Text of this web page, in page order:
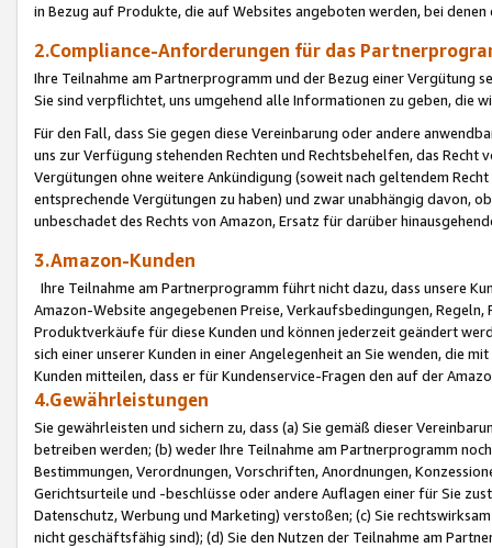
in Bezug auf Produkte, die auf Websites angeboten werden, bei
2.Compliance-Anforderungen für das
Ihre Teilnahme am Partnerprogramm und der Bezug einer Vergütung
Sie sind verpflichtet, uns umgehend alle Informationen zu geben, die
Für den Fall, dass Sie gegen diese Vereinbarung oder andere
uns zur Verfügung stehenden Rechten und Rechtsbehelfen, das
Vergütungen ohne weitere Ankündigung (soweit nach geltendem
entsprechende Vergütungen zu haben) und zwar unabhängig davon,
unbeschadet des Rechts von Amazon, Ersatz für darüber
3.Amazon-Kunden
Ihre Teilnahme am Partnerprogramm führt nicht dazu, dass unsere
Amazon-Website angegebenen Preise, Verkaufsbedingungen,
Produktverkäufe für diese Kunden und können jederzeit geändert
sich einer unserer Kunden in einer Angelegenheit an Sie wenden, die
Kunden mitteilen, dass er für Kundenservice-Fragen den auf der
4.Gewährleistungen
Sie gewährleisten und sichern zu, dass (a) Sie gemäß dieser
betreiben werden; (b) weder Ihre Teilnahme am Partnerprogramm
Bestimmungen, Verordnungen, Vorschriften, Anordnungen,
Gerichtsurteile und -beschlüsse oder andere Auflagen einer für Sie
Datenschutz, Werbung und Marketing) verstoßen; (c) Sie
nicht geschäftsfähig sind); (d) Sie den Nutzen der Teilnahme am